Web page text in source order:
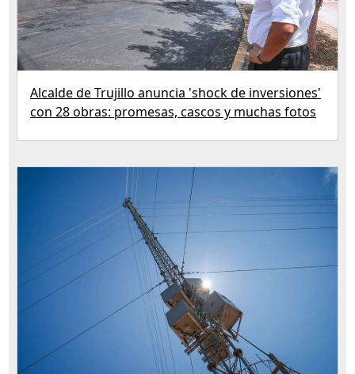
Alcalde de Trujillo anuncia 'shock de inversiones'
con 28 obras: promesas, cascos y muchas fotos